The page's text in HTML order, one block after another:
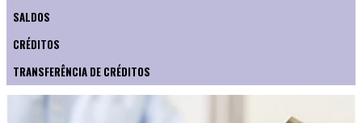
SALDOS
CRÉDITOS
TRANSFERÊNCIA DE CRÉDITOS